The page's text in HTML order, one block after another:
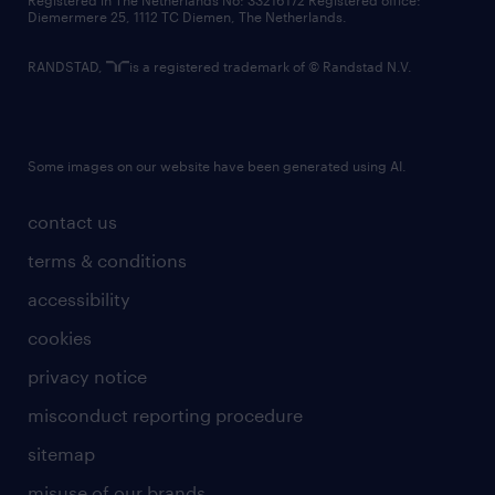
contact us
terms & conditions
accessibility
cookies
privacy notice
misconduct reporting procedure
sitemap
Diemermere 25, 1112 TC Diemen, The Netherlands.
RANDSTAD, is a registered trademark of © Randstad N.V.
Some images on our website have been generated using AI.